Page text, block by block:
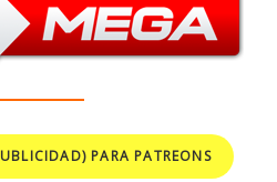
PARA PATREONS